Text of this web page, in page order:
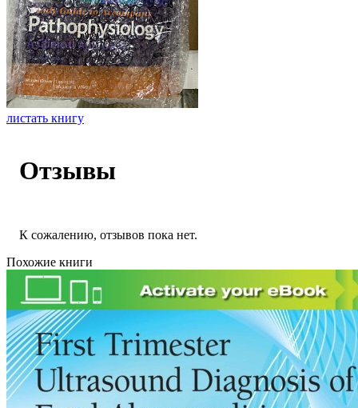
листать книгу
Отзывы
К сожалению, отзывов пока нет.
Похожие книги